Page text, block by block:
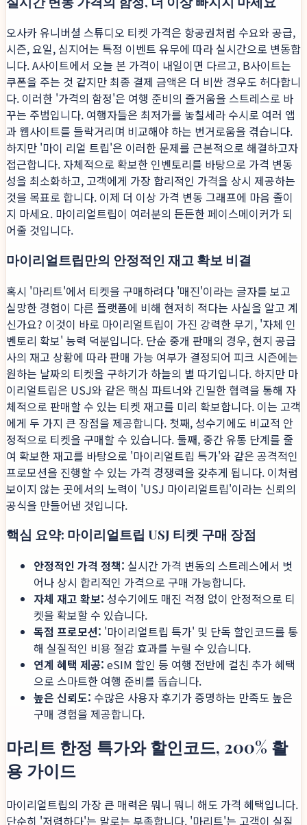
오사카 유니버셜 스튜디오 티켓 가격은 항공권처럼 수요와 공급,
시즌, 요일, 심지어는 특정 이벤트 유무에 따라 실시간으로 변동합
니다. A사이트에서 오늘 본 가격이 내일이면 다르고, B사이트는
쿠폰을 주는 것 같지만 최종 결제 금액은 더 비싼 경우도 허다합니
다. 이러한 '가격의 함정'은 여행 준비의 즐거움을 스트레스로 바
꾸는 주범입니다. 여행자들은 최저가를 놓칠세라 수시로 여러 앱
과 웹사이트를 들락거리며 비교해야 하는 번거로움을 겪습니다.
하지만 '마이 리얼 트립'은 이러한 문제를 근본적으로 해결하고자
접근합니다. 자체적으로 확보한 인벤토리를 바탕으로 가격 변동
성을 최소화하고, 고객에게 가장 합리적인 가격을 상시 제공하는
것을 목표로 합니다. 이제 더 이상 가격 변동 그래프에 마음 졸이
지 마세요. 마이리얼트립이 여러분의 든든한 페이스메이커가 되
어줄 것입니다.
마이리얼트립만의 안정적인 재고 확보 비결
혹시 '마리트'에서 티켓을 구매하려다 '매진'이라는 글자를 보고
실망한 경험이 다른 플랫폼에 비해 현저히 적다는 사실을 알고 계
신가요? 이것이 바로 마이리얼트립이 가진 강력한 무기, '자체 인
벤토리 확보' 능력 덕분입니다. 단순 중개 판매의 경우, 현지 공급
사의 재고 상황에 따라 판매 가능 여부가 결정되어 피크 시즌에는
원하는 날짜의 티켓을 구하기가 하늘의 별 따기입니다. 하지만 마
이리얼트립은 USJ와 같은 핵심 파트너와 긴밀한 협력을 통해 자
체적으로 판매할 수 있는 티켓 재고를 미리 확보합니다. 이는 고객
에게 두 가지 큰 장점을 제공합니다. 첫째, 성수기에도 비교적 안
정적으로 티켓을 구매할 수 있습니다. 둘째, 중간 유통 단계를 줄
여 확보한 재고를 바탕으로 '마이리얼트립 특가'와 같은 공격적인
프로모션을 진행할 수 있는 가격 경쟁력을 갖추게 됩니다. 이처럼
보이지 않는 곳에서의 노력이 'USJ 마이리얼트립'이라는 신뢰의
공식을 만들어낸 것입니다.
핵심 요약: 마이리얼트립 USJ 티켓 구매 장점
안정적인 가격 정책: 실시간 가격 변동의 스트레스에서 벗
어나 상시 합리적인 가격으로 구매 가능합니다.
자체 재고 확보: 성수기에도 매진 걱정 없이 안정적으로 티
켓을 확보할 수 있습니다.
독점 프로모션: '마이리얼트립 특가' 및 단독 할인코드를 통
해 실질적인 비용 절감 효과를 누릴 수 있습니다.
연계 혜택 제공: eSIM 할인 등 여행 전반에 걸친 추가 혜택
으로 스마트한 여행 준비를 돕습니다.
높은 신뢰도: 수많은 사용자 후기가 증명하는 만족도 높은
구매 경험을 제공합니다.
마리트 한정 특가와 할인코드, 200% 활
용 가이드
마이리얼트립의 가장 큰 매력은 뭐니 뭐니 해도 가격 혜택입니다.
단순히 '저렴하다'는 말로는 부족합니다. '마리트'는 고객이 실질